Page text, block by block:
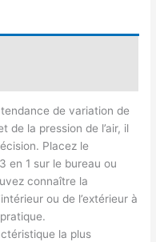
de variation de
de la pression de l’air, il
Placez le
en 1 sur le bureau ou
connaître la
ou de l’extérieur à
la plus